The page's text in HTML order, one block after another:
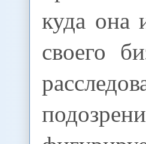
куда она
своего